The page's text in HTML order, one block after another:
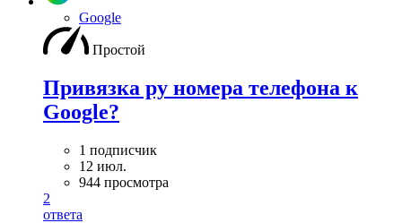
Google
Простой
Привязка ру номера телефона к
Google?
1 подписчик
12 июл.
944 просмотра
2
ответа